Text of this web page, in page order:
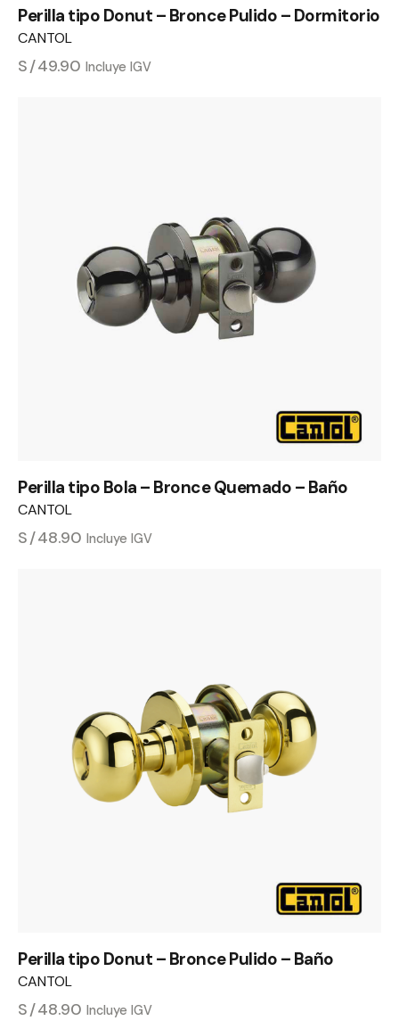
Perilla tipo Donut – Bronce Pulido – Dormitorio
CANTOL
S/49.90 Incluye IGV
Perilla tipo Bola – Bronce Quemado – Baño
CANTOL
S/48.90 Incluye IGV
Perilla tipo Donut – Bronce Pulido – Baño
CANTOL
S/48.90 Incluye IGV